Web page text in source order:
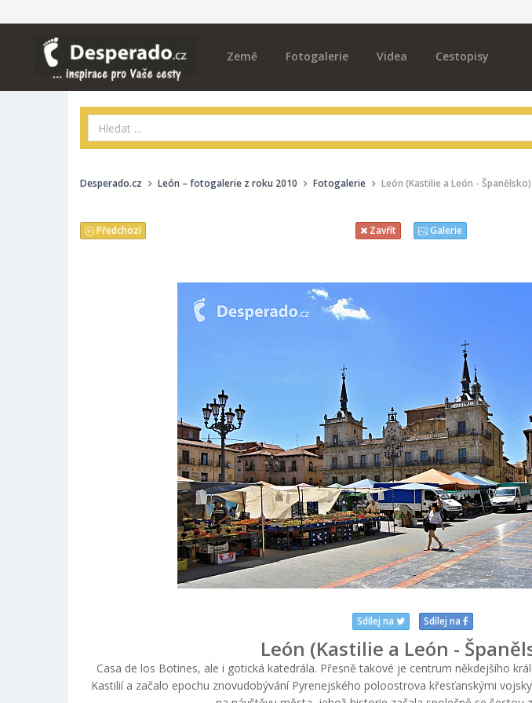
Země Fotogalerie Videa Cestopisy
Desperado.cz León – fotogalerie z roku 2010 Fotogalerie León (Kastilie a León - Španělsko)
Předchozí Zavřít Galerie
Sdílej na Sdílej na
León (Kastilie a León -
Casa de los Botines, ale i gotická katedrála. Přesně takové je centrum někdejšího
Kastilií a začalo epochu znovudobývání Pyrenejského poloostrova křesťanskými